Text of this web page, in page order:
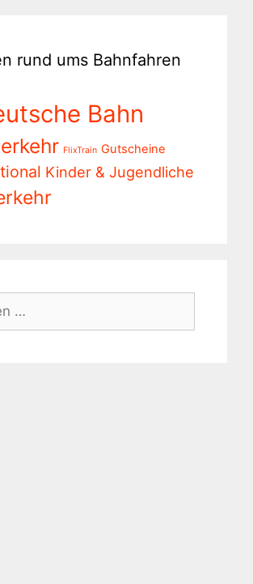
rund ums Bahnfahren
Bahn
FlixTrain Gutscheine
Kinder & Jugendliche